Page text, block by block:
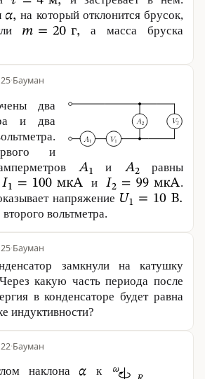
на который отклонится брусок,
а масса бруска
·Бауман
два
и два
и
и
равны
и
.
напряжение
вольт­метра.
·Бауман
замкнули на катушку
какую часть периода после
в конденсаторе будет равна
ин­дук­тив­ности?
·Бауман
наклона
к